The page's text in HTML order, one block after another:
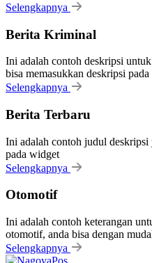
Selengkapnya
Berita Kriminal
Ini adalah contoh deskripsi
bisa memasukkan deskripsi
Selengkapnya
Berita Terbaru
Ini adalah contoh judul deskripsi
pada widget
Selengkapnya
Otomotif
Ini adalah contoh keterangan
otomotif, anda bisa dengan
Selengkapnya